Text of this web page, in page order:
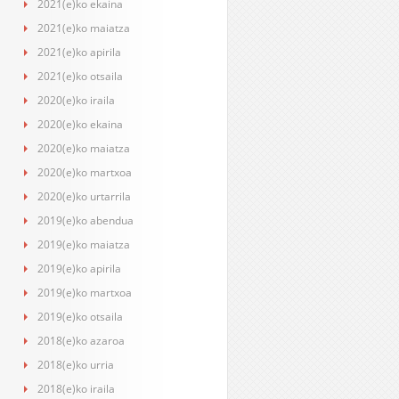
2021(e)ko ekaina
2021(e)ko maiatza
2021(e)ko apirila
2021(e)ko otsaila
2020(e)ko iraila
2020(e)ko ekaina
2020(e)ko maiatza
2020(e)ko martxoa
2020(e)ko urtarrila
2019(e)ko abendua
2019(e)ko maiatza
2019(e)ko apirila
2019(e)ko martxoa
2019(e)ko otsaila
2018(e)ko azaroa
2018(e)ko urria
2018(e)ko iraila